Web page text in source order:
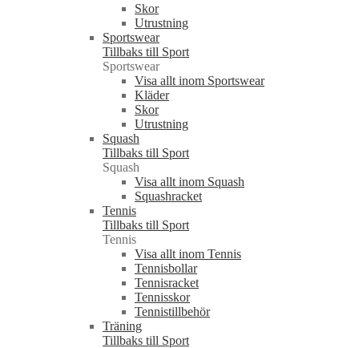
Skor
Utrustning
Sportswear
Tillbaks till Sport
Sportswear
Visa allt inom Sportswear
Kläder
Skor
Utrustning
Squash
Tillbaks till Sport
Squash
Visa allt inom Squash
Squashracket
Tennis
Tillbaks till Sport
Tennis
Visa allt inom Tennis
Tennisbollar
Tennisracket
Tennisskor
Tennistillbehör
Träning
Tillbaks till Sport